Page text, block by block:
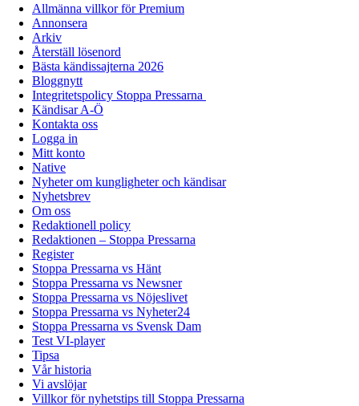
Allmänna villkor för Premium
Annonsera
Arkiv
Återställ lösenord
Bästa kändissajterna 2026
Bloggnytt
Integritetspolicy Stoppa Pressarna
Kändisar A-Ö
Kontakta oss
Logga in
Mitt konto
Native
Nyheter om kungligheter och kändisar
Nyhetsbrev
Om oss
Redaktionell policy
Redaktionen – Stoppa Pressarna
Register
Stoppa Pressarna vs Hänt
Stoppa Pressarna vs Newsner
Stoppa Pressarna vs Nöjeslivet
Stoppa Pressarna vs Nyheter24
Stoppa Pressarna vs Svensk Dam
Test VI-player
Tipsa
Vår historia
Vi avslöjar
Villkor för nyhetstips till Stoppa Pressarna